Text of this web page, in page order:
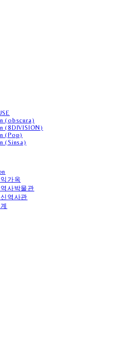
(obscura)
(8DIVISION)
(Pop)
(Sinsa)
가옥
사박물관
역사관